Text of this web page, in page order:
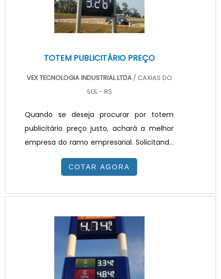
metros....
TOTEM PUBLICITÁRIO PREÇO
VEX TECNOLOGIA INDUSTRIAL LTDA / CAXIAS DO
SUL - RS
Quando se deseja procurar por totem
publicitário preço justo, achará a melhor
empresa do ramo empresarial. Solicitando
um orçamento na melhor empresa do
segmento e encontrando a melhor em
interesse é por totem publicitário preço
Tecnologia poderá encontrar ótima
qualidade com resolução de problemas
por meio de soluções inovadoras.TOTEM
PUBLICITÁRIO PREÇO JUSTO E ACESSÍV...
COTAR AGORA